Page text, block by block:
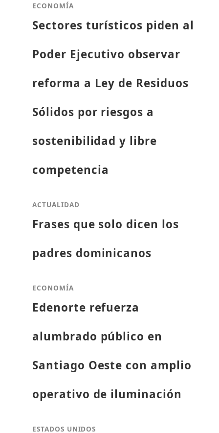
ECONOMÍA
Sectores turísticos piden al
Poder Ejecutivo observar
reforma a Ley de Residuos
Sólidos por riesgos a
sostenibilidad y libre
competencia
ACTUALIDAD
Frases que solo dicen los
padres dominicanos
ECONOMÍA
Edenorte refuerza
alumbrado público en
Santiago Oeste con amplio
operativo de iluminación
ESTADOS UNIDOS